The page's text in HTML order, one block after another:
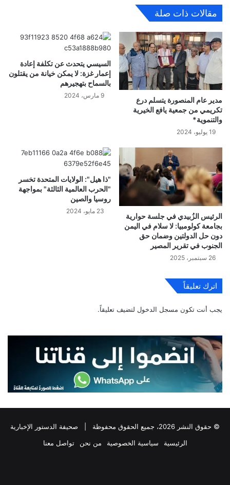
مقالات ذات صلة
مدير عام المنصورة يتسلم درع
تكريمي من جمعية يافع الخيرية
والتنموية*
19 يوليو، 2024
السيسي يتحدث عن تكلفة إعادة
إعمار غزة: لا يمكن خيانة من يقتلون
بالسماح بتهجيرهم
9 مارس، 2024
الرئيس الزُبيدي في جلسة حوارية
بجامعة كولومبيا: لا سلام في اليمن
دون حل الدولتين وضمان حق
الجنوب في تقرير المصير
26 سبتمبر، 2025
"ذا هيل": الولايات المتحدة تخسر
"الحرب العالمية الثالثة" بمواجهة
روسيا والصين
23 مايو، 2024
اترك تعليقاً
يجب أنت تكون مسجل الدخول لتضيف تعليقاً.
© حقوق النشر 2026، جميع الحقوق محفوظة |
صحيفة الدستور الإخبارية
الرئيسية
سياسية الخصوصية من نحن تواصل معنا